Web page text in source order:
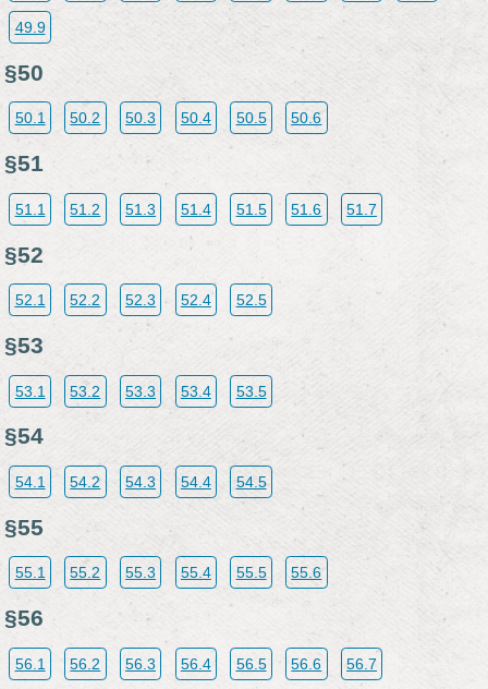
49.9
§50
50.1 50.2 50.3 50.4 50.5 50.6
§51
51.1 51.2 51.3 51.4 51.5 51.6 51.7
§52
52.1 52.2 52.3 52.4 52.5
§53
53.1 53.2 53.3 53.4 53.5
§54
54.1 54.2 54.3 54.4 54.5
§55
55.1 55.2 55.3 55.4 55.5 55.6
§56
56.1 56.2 56.3 56.4 56.5 56.6 56.7